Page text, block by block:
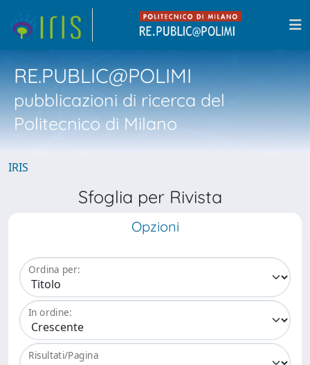
RE.PUBLIC@POLIMI
pubblicazioni di ricerca del
Politecnico di Milano
IRIS
Sfoglia per Rivista
Opzioni
Ordina per:
In ordine:
Risultati/Pagina